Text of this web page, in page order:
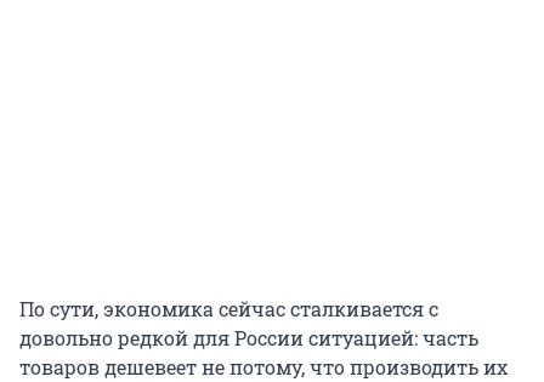
По сути, экономика сейчас сталкивается с
довольно редкой для России ситуацией: часть
товаров дешевеет не потому, что производить их